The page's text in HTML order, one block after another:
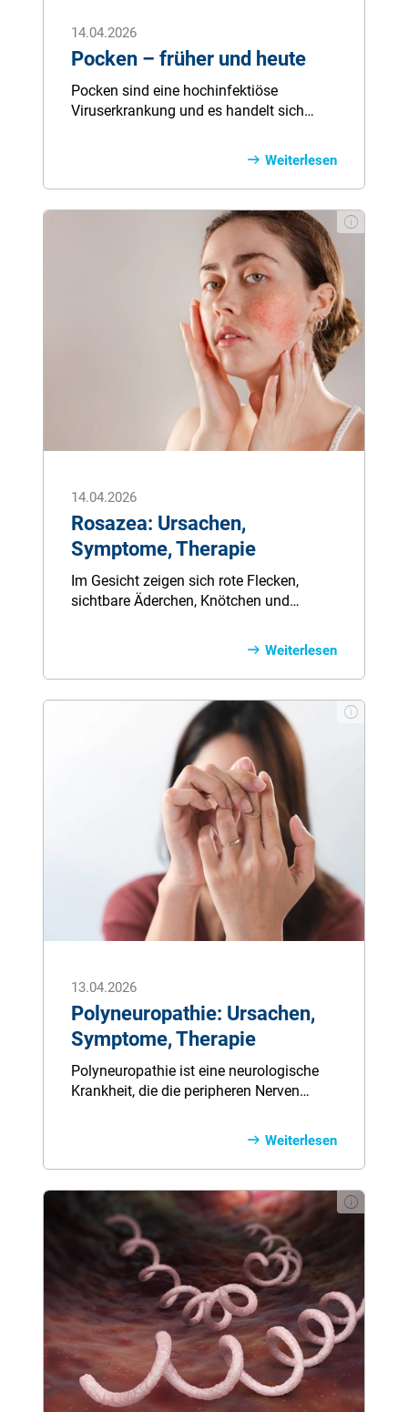
14.04.2026
Pocken – früher und heute
Pocken sind eine hochinfektiöse
Viruserkrankung und es handelt sich
welche bis ins letzte Jahrhundert viele
Todesopfer gekostet hat und nun als
ausgerottet gilt.
Weiterlesen
14.04.2026
Rosazea: Ursachen,
Symptome, Therapie
Im Gesicht zeigen sich rote Flecken,
sichtbare Äderchen, Knötchen und
Rosazea. Die Hautkrankheit wird auch
als Gesichtsrose oder Kupferrose
bezeichnet. Ihre Ursachen sind bislang
nicht geklärt.
Weiterlesen
13.04.2026
Polyneuropathie: Ursachen,
Symptome, Therapie
Polyneuropathie ist eine neurologische
Krankheit, die die peripheren Nerven
Taubheitsgefühle, Schmerzen und
Lähmungen entstehen. Besonders häufig
treten die Symptome an Füßen oder
Händen auf.
Weiterlesen